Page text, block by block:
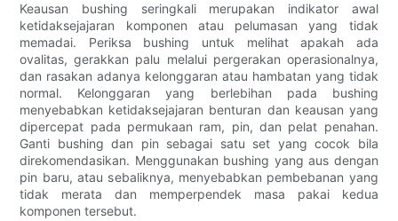
Keausan bushing seringkali merupakan indikator awal
ketidaksejajaran komponen atau pelumasan yang tidak
memadai. Periksa bushing untuk melihat apakah ada
ovalitas, gerakkan palu melalui pergerakan operasionalnya,
dan rasakan adanya kelonggaran atau hambatan yang tidak
normal. Kelonggaran yang berlebihan pada bushing
menyebabkan ketidaksejajaran benturan dan keausan yang
dipercepat pada permukaan ram, pin, dan pelat penahan.
Ganti bushing dan pin sebagai satu set yang cocok bila
direkomendasikan. Menggunakan bushing yang aus dengan
pin baru, atau sebaliknya, menyebabkan pembebanan yang
tidak merata dan memperpendek masa pakai kedua
komponen tersebut.